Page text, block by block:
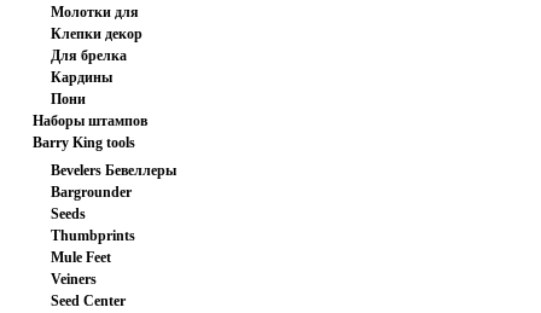
Молотки для
штампов и...
Клепки декор
Для брелка
заготовка
Кардины
Пони
Наборы штампов
Barry King tools
Bevelers Бевеллеры
Bargrounder
Seeds
Thumbprints
Mule Feet
Veiners
Seed Center